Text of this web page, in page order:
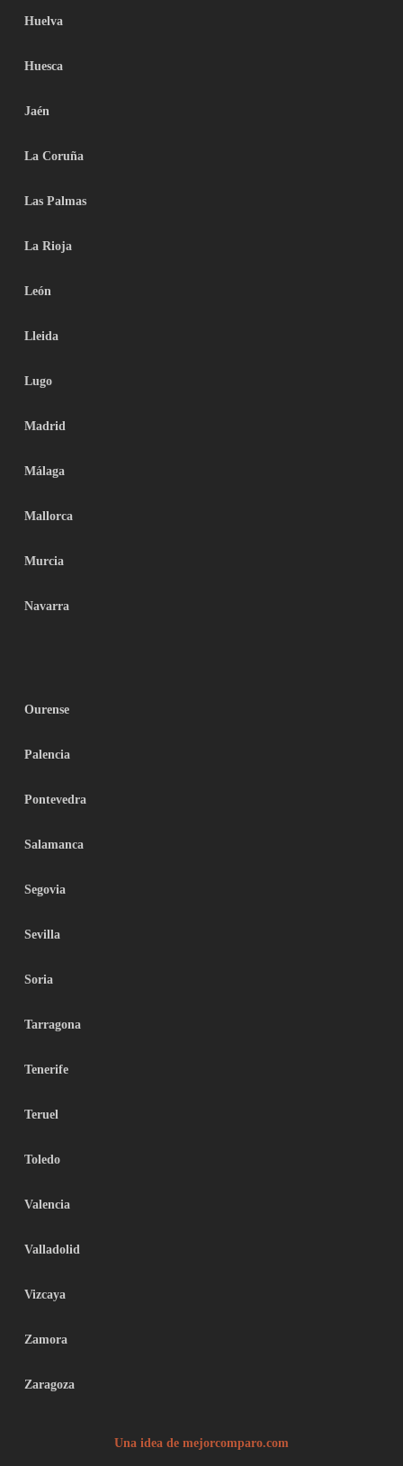
Huelva
Huesca
Jaén
La Coruña
Las Palmas
La Rioja
León
Lleida
Lugo
Madrid
Málaga
Mallorca
Murcia
Navarra
Ourense
Palencia
Pontevedra
Salamanca
Segovia
Sevilla
Soria
Tarragona
Tenerife
Teruel
Toledo
Valencia
Valladolid
Vizcaya
Zamora
Zaragoza
Una idea de mejorcomparo.com